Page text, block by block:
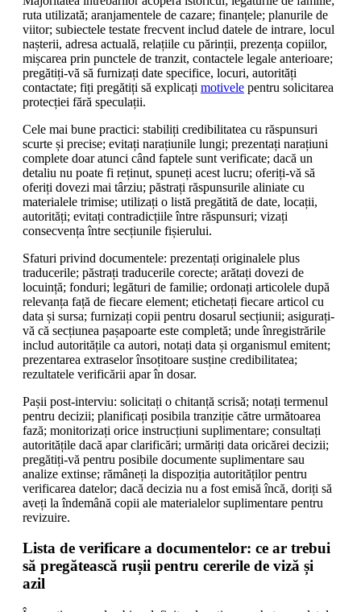
ruta utilizată; aranjamentele de cazare; finanțele; planurile de
viitor; subiectele testate frecvent includ datele de intrare, locul
nașterii, adresa actuală, relațiile cu părinții, prezența copiilor,
mișcarea prin punctele de tranzit, contactele legale anterioare;
pregătiți-vă să furnizați date specifice, locuri, autorități
contactate; fiți pregătiți să explicați motivele pentru solicitarea
protecției fără speculații.
Cele mai bune practici: stabiliți credibilitatea cu răspunsuri
scurte și precise; evitați narațiunile lungi; prezentați narațiuni
complete doar atunci când faptele sunt verificate; dacă un
detaliu nu poate fi reținut, spuneți acest lucru; oferiți-vă să
oferiți dovezi mai târziu; păstrați răspunsurile aliniate cu
materialele trimise; utilizați o listă pregătită de date, locații,
autorități; evitați contradicțiile între răspunsuri; vizați
consecvența între secțiunile fișierului.
Sfaturi privind documentele: prezentați originalele plus
traducerile; păstrați traducerile corecte; arătați dovezi de
locuință; fonduri; legături de familie; ordonați articolele după
relevanța față de fiecare element; etichetați fiecare articol cu
data și sursa; furnizați copii pentru dosarul secțiunii; asigurați-
vă că secțiunea pașapoarte este completă; unde înregistrările
includ autoritățile ca autori, notați data și organismul emitent;
prezentarea extraselor însoțitoare susține credibilitatea;
rezultatele verificării apar în dosar.
Pașii post-interviu: solicitați o chitanță scrisă; notați termenul
pentru decizii; planificați posibila tranziție către următoarea
fază; monitorizați orice instrucțiuni suplimentare; consultați
autoritățile dacă apar clarificări; urmăriți data oricărei decizii;
pregătiți-vă pentru posibile documente suplimentare sau
analize extinse; rămâneți la dispoziția autorităților pentru
verificarea datelor; dacă decizia nu a fost emisă încă, doriți să
aveți la îndemână copii ale materialelor suplimentare pentru
revizuire.
Lista de verificare a documentelor: ce ar trebui
să pregătească rușii pentru cererile de viză și
azil